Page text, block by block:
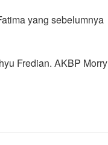
yang sebelumnya
Fredian. AKBP Morry